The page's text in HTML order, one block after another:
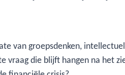
van groepsdenken,
vraag die blijft hangen na het